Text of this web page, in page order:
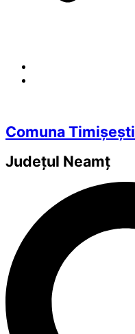
Comuna Timișești
Județul Neamț